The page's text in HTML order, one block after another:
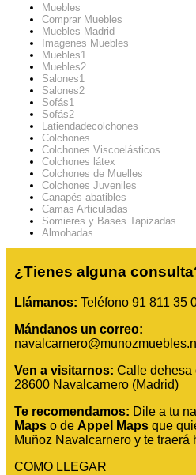
Muebles
Comprar Muebles
Muebles Madrid
Imagenes Muebles
Muebles1
Muebles2
Salones1
Salones2
Sofás1
Sofás2
Latiendadecolchones
Colchones
Colchones Viscoelásticos
Colchones látex
Colchones de Muelles
Colchones Juveniles
Canapés abatibles
Camas Articuladas
Somieres y Bases Tapizadas
Almohadas
¿Tienes alguna
Llámanos: Teléfono 91 811 35
Mándanos un correo:
Ven a visitarnos: Calle dehesa
28600 Navalcarnero (Madrid)
Te recomendamos: Dile a tu
Maps o de Appel Maps que
Muñoz Navalcarnero y te traerá
COMO LLEGAR